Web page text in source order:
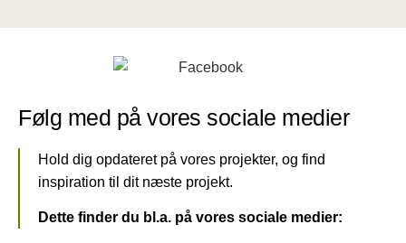
Følg med på vores sociale medier
Hold dig opdateret på vores projekter, og find
inspiration til dit næste projekt.
Dette finder du bl.a. på vores sociale medier: